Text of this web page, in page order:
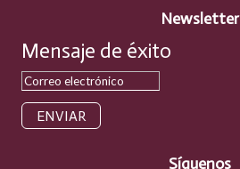
Newsletter
Mensaje de éxito
ENVIAR
Síguenos